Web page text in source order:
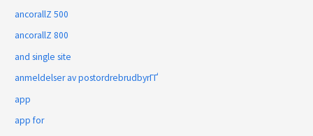
ancorallZ 500
ancorallZ 800
and single site
anmeldelser av postordrebrudbyrГҐ
app
app for